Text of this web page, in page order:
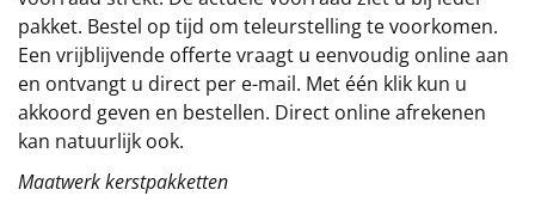
Kerstgeschenken 2026
Relatiegeschenken
Cadeaubon
Per stuk
pakket. Bestel op tijd om teleurstelling te voorkomen.
Een vrijblijvende offerte vraagt u eenvoudig online aan
en ontvangt u direct per e-mail. Met één klik kun u
akkoord geven en bestellen. Direct online afrekenen
kan natuurlijk ook.
Maatwerk kerstpakketten